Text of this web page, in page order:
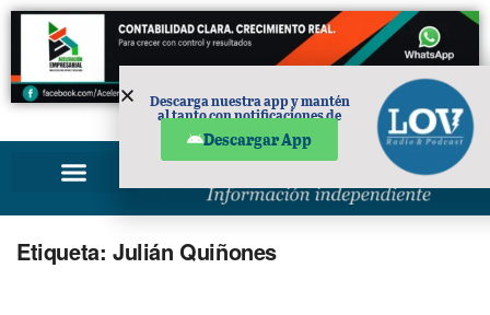
PUBLICIDAD
Etiqueta: Julián Quiñones
Descarga nuestra app y mantén
al tanto con notificaciones de
Descargar App